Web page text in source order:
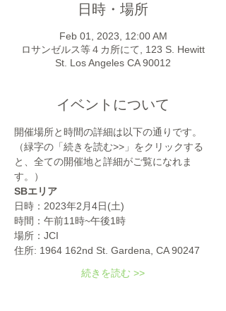
日時・場所
Feb 01, 2023, 12:00 AM
ロサンゼルス等４カ所にて, 123 S. Hewitt
St. Los Angeles CA 90012
イベントについて
開催場所と時間の詳細は以下の通りです。
（緑字の「続きを読む>>」をクリックする
と、全ての開催地と詳細がご覧になれま
す。）
SBエリア
日時：2023年2月4日(土)
時間：午前11時~午後1時
場所：JCI
住所: 1964 162nd St. Gardena, CA 90247
続きを読む >>